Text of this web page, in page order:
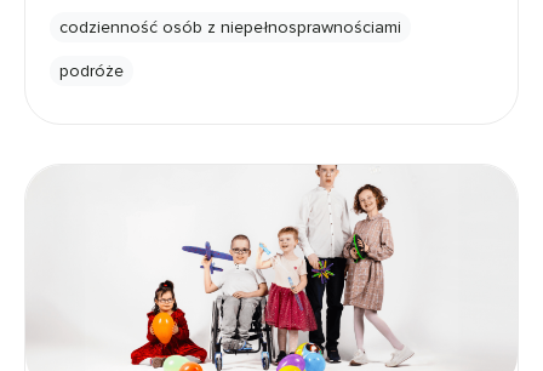
codzienność osób z niepełnosprawnościami
podróże